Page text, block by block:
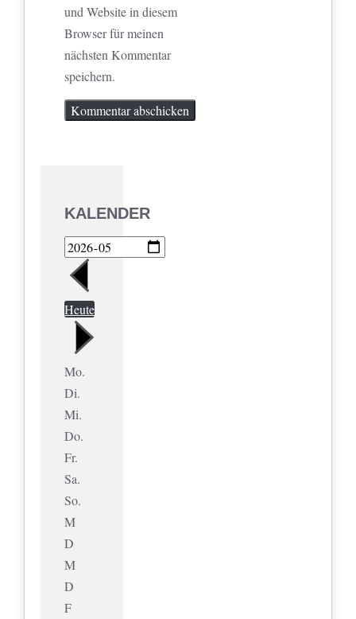
und Website in diesem
Browser für meinen
nächsten Kommentar
speichern.
KALENDER
Heute
Mo.
Di.
Mi.
Do.
Fr.
Sa.
So.
M
D
M
D
F